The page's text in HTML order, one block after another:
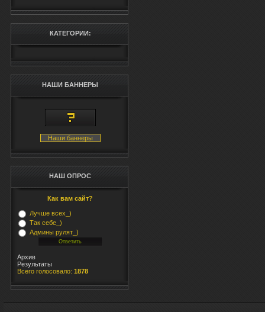
КАТЕГОРИИ:
НАШИ БАННЕРЫ
Наши баннеры
НАШ ОПРОС
Как вам сайт?
Лучше всех_)
Так себе_)
Админы рулят_)
Архив
Результаты
Всего голосовало: 1878